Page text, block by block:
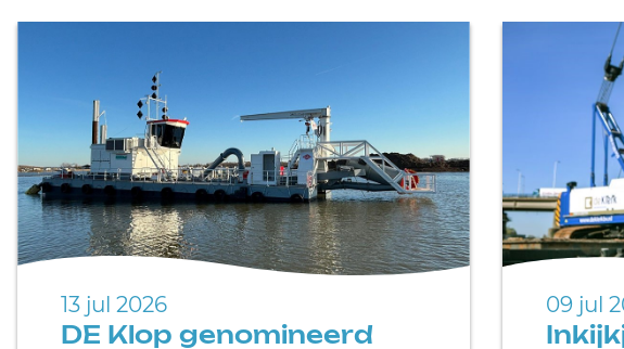
13 jul 2026
DE Klop genomineerd
09 jul